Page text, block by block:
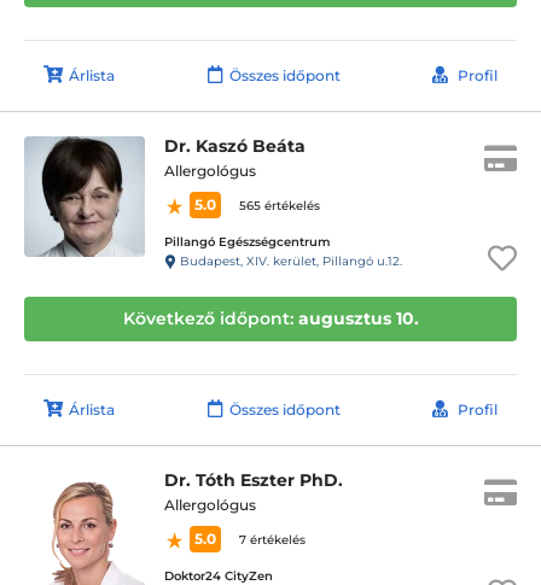
Árlista Összes időpont Profil
Dr. Kaszó Beáta
Allergológus
5.0
565 értékelés
Pillangó Egészségcentrum
Budapest, XIV. kerület, Pillangó u.12.
Következő időpont: augusztus 10.
Árlista Összes időpont Profil
Dr. Tóth Eszter PhD.
Allergológus
5.0
7 értékelés
Doktor24 CityZen